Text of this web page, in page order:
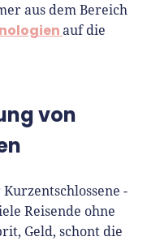
aus dem Bereich
auf die
von
-
Reisende ohne
Geld, schont die